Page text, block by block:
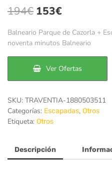
194€ El
precio
original
era:
194€.
153€
precio
actual
es:
153€.
Balneario Parque de Cazorla +
noventa minutos Balneario
Ver Ofertas
SKU: TRAVENTIA-1880503511
Categorías: Escapadas, Otros
Etiqueta: Otros
Descripción